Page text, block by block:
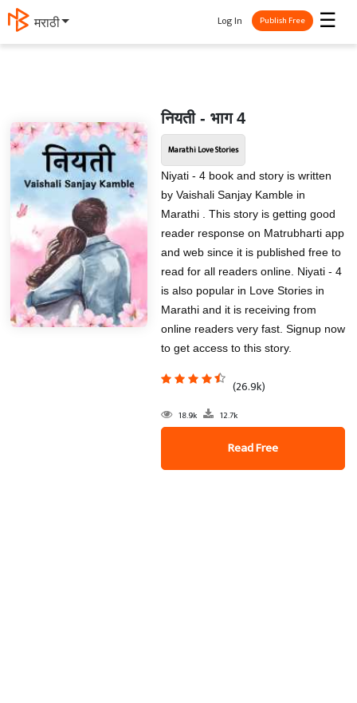
मराठी ☰
Log In Publish Free
नियती - भाग 4
Marathi Love Stories
Niyati - 4 book and story is written
by Vaishali Sanjay Kamble in
Marathi . This story is getting good
reader response on Matrubharti app
and web since it is published free to
read for all readers online. Niyati - 4
is also popular in Love Stories in
Marathi and it is receiving from
online readers very fast. Signup now
to get access to this story.
(26.9k)
18.9k 12.7k
Read Free